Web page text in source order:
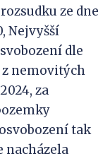
ze dne
Nejvyšší
dle
z nemovitých
za
tak
nacházela